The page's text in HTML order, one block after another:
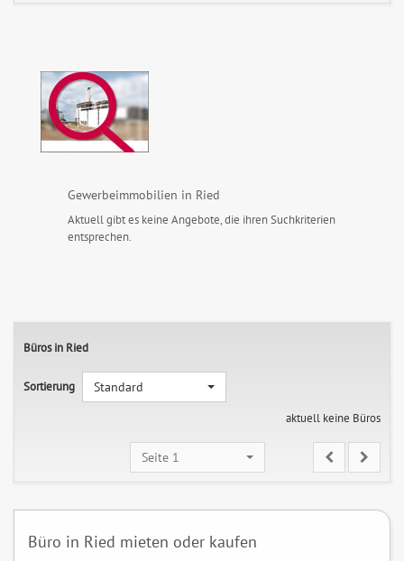
Gewerbeimmobilien in Ried
Aktuell gibt es keine Angebote, die ihren Suchkriterien
entsprechen.
Büros in Ried
Sortierung
Standard
aktuell keine Büros
Seite 1
Büro in Ried mieten oder kaufen